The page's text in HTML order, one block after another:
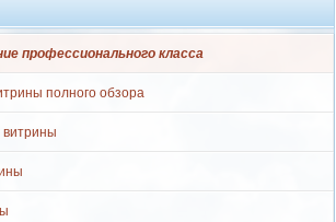
профессионального класса
полного обзора
витрины